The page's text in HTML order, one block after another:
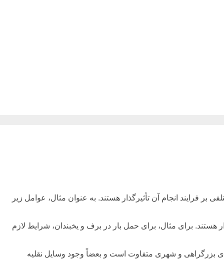
فرایند انجام آن تأثیرگذار هستند. به عنوان مثال، عوامل زیر
برای مثال، برای حمل بار در برف و یخبندان، شرایط لازم
بزرگراهی و شهری متفاوت است و بعضاً وجود وسایل نقلیه